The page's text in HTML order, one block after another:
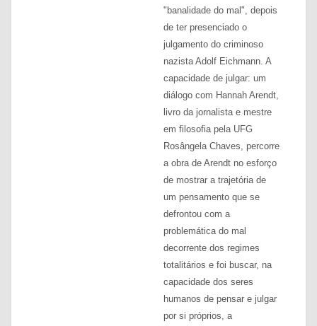
"banalidade do mal", depois
de ter presenciado o
julgamento do criminoso
nazista Adolf Eichmann. A
capacidade de julgar: um
diálogo com Hannah Arendt,
livro da jornalista e mestre
em filosofia pela UFG
Rosângela Chaves, percorre
a obra de Arendt no esforço
de mostrar a trajetória de
um pensamento que se
defrontou com a
problemática do mal
decorrente dos regimes
totalitários e foi buscar, na
capacidade dos seres
humanos de pensar e julgar
por si próprios, a